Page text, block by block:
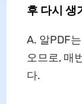
후 다시 생
A. 알PDF
오므로, 매
다.